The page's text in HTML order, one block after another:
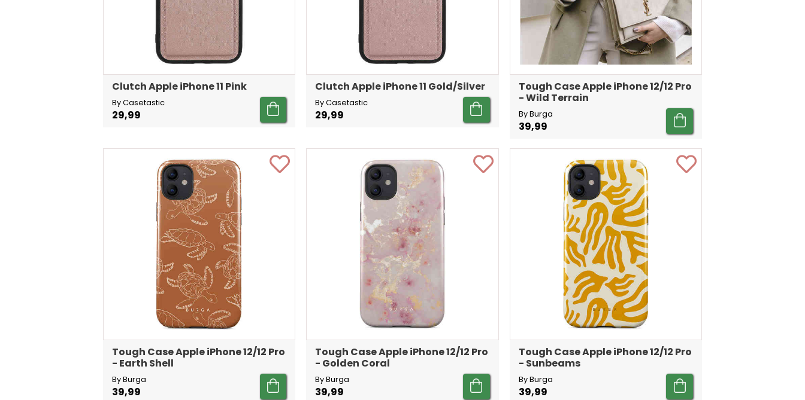
Clutch Apple iPhone 11 Pink
By Casetastic
29,99
Clutch Apple iPhone 11 Gold/Silver
By Casetastic
29,99
Tough Case Apple iPhone 12/12 Pro
- Wild Terrain
By Burga
39,99
Tough Case Apple iPhone 12/12 Pro
- Earth Shell
By Burga
39,99
Tough Case Apple iPhone 12/12 Pro
- Golden Coral
By Burga
39,99
Tough Case Apple iPhone 12/12 Pro
- Sunbeams
By Burga
39,99